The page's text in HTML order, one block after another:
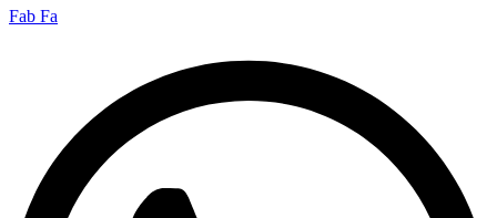
Fab Fa